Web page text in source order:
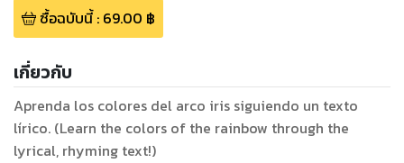
ซื้อฉบับนี้: 69.00 ฿
เกี่ยวกับ
Aprenda los colores del arco iris siguiendo un texto
lírico. (Learn the colors of the rainbow through the
lyrical, rhyming text!)